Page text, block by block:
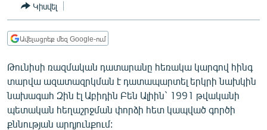
ՀԱՍԱՐԱԿՈՒԹՅՈՒՆ
ՏՆՏԵՍՈՒԹՅՈՒՆ
ՊԱՏԵՐԱԶՄԻ 6 ՇԱԲԱԹՆԵՐԸ
ՏԱՐԱԾԱՇՐՋԱՆ
ՄԻՋԱԶԳԱՅԻՆ
Կիսվել
Ավելացրեք մեզ Google-ում
Թունիսի ռազմական դատարանը հեռակա կարգով հինգ
տարվա ազատազրկման է դատապարտել երկրի նախկին
նախագահ Զին էլ Աբիդին Բեն Ալիին` 1991 թվականի
պետական հեղաշրջման փորձի հետ կապված գործի
քննության արդյունքում: